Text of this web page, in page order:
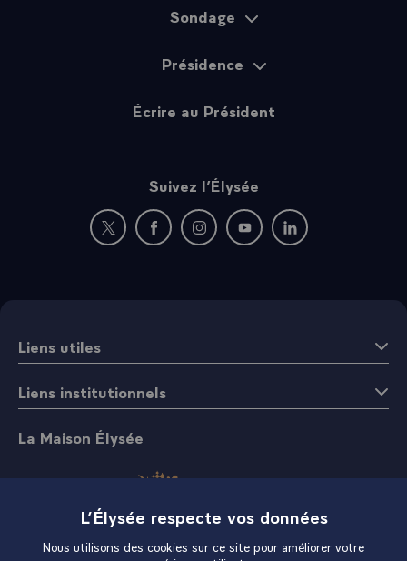
Sondage
Présidence
Écrire au Président
Suivez l’Élysée
Nouvelle fenêtre : rejoignez-nous sur Twitter
Nouvelle fenêtre : rejoignez-nous sur
Nouvelle fenêtre : rejoignez-nous
Nouvelle fenêtre :
Nouvelle fenêtre :
Liens utiles
Liens institutionnels
La Maison Élysée
L’Élysée respecte vos données
Nous utilisons des cookies sur ce site pour améliorer votre